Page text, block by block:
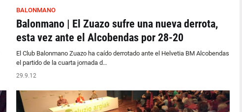
BALONMANO
Balonmano | El Zuazo sufre una nueva derrota,
esta vez ante el Alcobendas por 28-20
El Club Balonmano Zuazo ha caído derrotado ante el Helvetia BM Alcobendas
el partido de la cuarta jornada d…
29.9.12